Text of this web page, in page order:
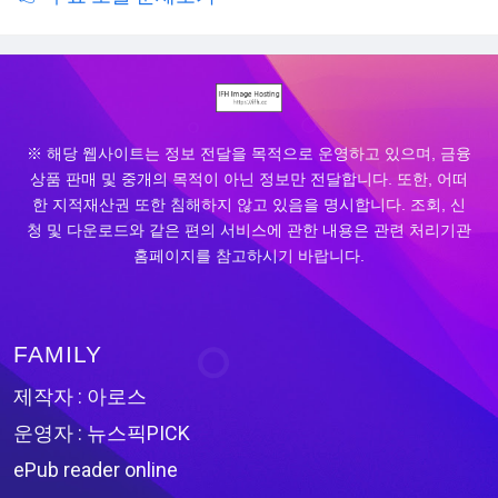
※ 해당 웹사이트는 정보 전달을 목적으로 운영하고 있으며, 금융
상품 판매 및 중개의 목적이 아닌 정보만 전달합니다. 또한, 어떠
한 지적재산권 또한 침해하지 않고 있음을 명시합니다. 조회, 신
청 및 다운로드와 같은 편의 서비스에 관한 내용은 관련 처리기관
홈페이지를 참고하시기 바랍니다.
FAMILY
제작자 : 아로스
운영자 : 뉴스픽PICK
ePub reader online